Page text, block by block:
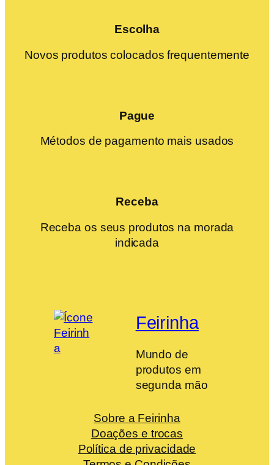
Escolha
Novos produtos colocados frequentemente
Pague
Métodos de pagamento mais usados
Receba
Receba os seus produtos na morada
indicada
Feirinha
Mundo de
produtos em
segunda mão
Sobre a Feirinha
Doações e trocas
Política de privacidade